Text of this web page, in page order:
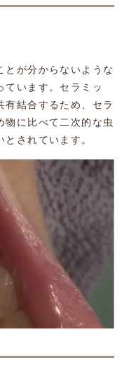
とが分からないような
ています。セラミッ
有結合するため、セラ
物に比べて二次的な虫
されています。